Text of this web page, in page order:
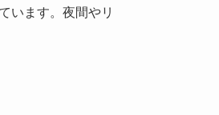
います。夜間やリ